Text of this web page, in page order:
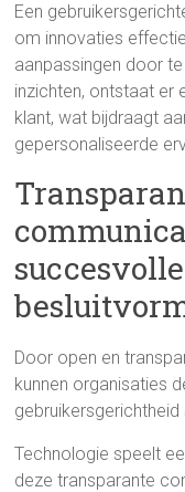
Een
om innovaties
aanpassingen door
inzichten, ontstaat er
klant, wat bijdraagt
gepersonaliseerde
Door open en
kunnen organisaties
gebruikersgerichtheid
Technologie speelt
deze transparante